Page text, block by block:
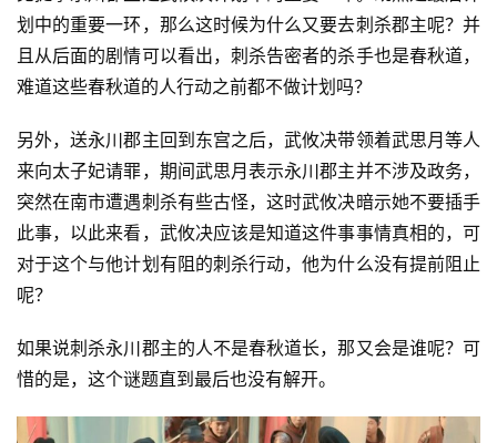
投
每
日
好
诗
划中的重要一环，那么这时候为什么又要去刺杀郡主呢？并
且从后面的剧情可以看出，刺杀告密者的杀手也是春秋道，
难道这些春秋道的人行动之前都不做计划吗？
另外，送永川郡主回到东宫之后，武攸决带领着武思月等人
来向太子妃请罪，期间武思月表示永川郡主并不涉及政务，
突然在南市遭遇刺杀有些古怪，这时武攸决暗示她不要插手
此事，以此来看，武攸决应该是知道这件事事情真相的，可
对于这个与他计划有阻的刺杀行动，他为什么没有提前阻止
呢？
如果说刺杀永川郡主的人不是春秋道长，那又会是谁呢？可
惜的是，这个谜题直到最后也没有解开。